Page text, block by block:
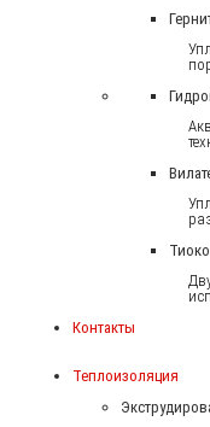
Контакты
Теплоизоляция